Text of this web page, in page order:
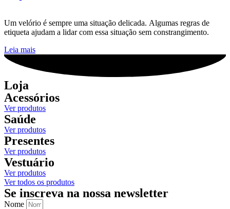
Um velório é sempre uma situação delicada. Algumas regras de
etiqueta ajudam a lidar com essa situação sem constrangimento.
Leia mais
Loja
Acessórios
Ver produtos
Saúde
Ver produtos
Presentes
Ver produtos
Vestuário
Ver produtos
Ver todos os produtos
Se inscreva na nossa newsletter
Nome